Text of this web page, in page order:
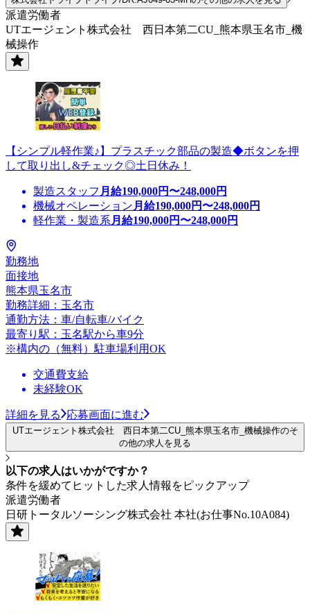
派遣労働者
UTエージェント株式会社 西日本第二CU_熊本県玉名市_機
械操作
【シンプル軽作業♪】プラスチック部品の製造◆ボタンを押
して取り出し&チェック◎土日休み！
製造スタッフ 月給190,000円〜248,000円
機械オペレーション 月給190,000円〜248,000円
軽作業・製造系 月給190,000円〜248,000円
勤務地
面接地
熊本県玉名市
勤務詳細：玉名市
通勤方法：車/自転車/バイク
最寄り駅：玉名駅から車9分
※構内の（無料）駐車場利用OK
交通費支給
未経験OK
詳細を見る 応募画面に進む
UTエージェント株式会社 西日本第二CU_熊本県玉名市_機械操作のそ
の他の求人を見る
以下の求人はいかがですか？
条件を緩めてヒットした求人情報をピックアップ
派遣労働者
日研トータルソーシング株式会社 本社(お仕事No.10A084)